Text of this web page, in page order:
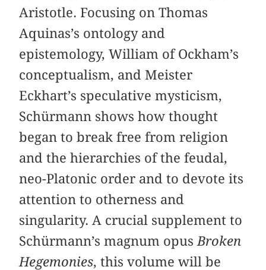
Aristotle. Focusing on Thomas
Aquinas’s ontology and
epistemology, William of Ockham’s
conceptualism, and Meister
Eckhart’s speculative mysticism,
Schürmann shows how thought
began to break free from religion
and the hierarchies of the feudal,
neo-Platonic order and to devote its
attention to otherness and
singularity. A crucial supplement to
Schürmann’s magnum opus Broken
Hegemonies, this volume will be